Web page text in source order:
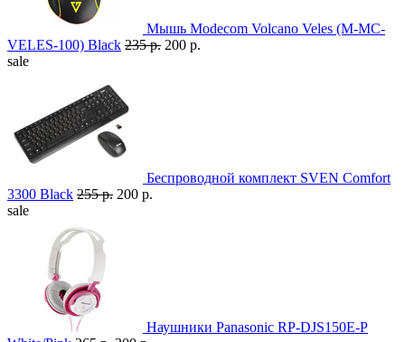
Мышь Modecom Volcano Veles (M-MC-
VELES-100) Black 235 р. 200 р.
sale
Беспроводной комплект SVEN Comfort
3300 Black 255 р. 200 р.
sale
Наушники Panasonic RP-DJS150E-P